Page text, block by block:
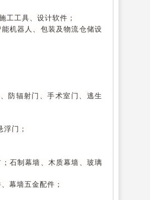
工工具、设计软件；
机器人、包装及物流仓储设
防辐射门、手术室门、逃生
门；
石制幕墙、木质幕墙、玻璃
幕墙五金配件；